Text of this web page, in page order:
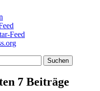
Feed
7 Beiträge